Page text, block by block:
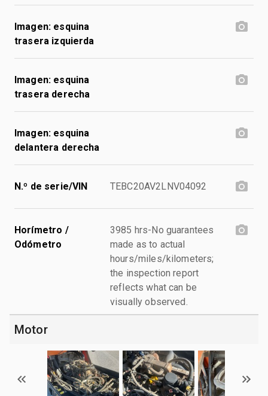
Imagen: esquina
trasera izquierda
Imagen: esquina
trasera derecha
Imagen: esquina
delantera derecha
N.º de serie/VIN TEBC20AV2LNV04092
Horímetro /
Odómetro
3985 hrs-No guarantees
made as to actual
hours/miles/kilometers;
the inspection report
reflects what can be
visually observed.
Motor